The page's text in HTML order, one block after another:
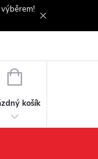
NÁKUPNÍ
košík